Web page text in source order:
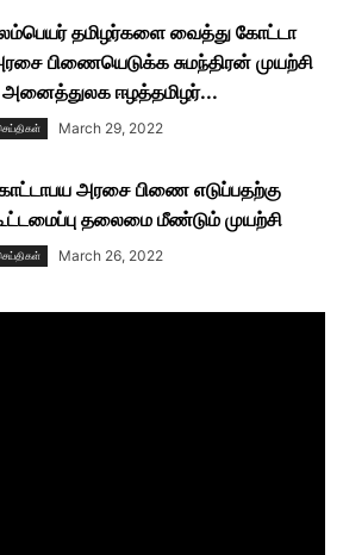
தமிழர்களை வைத்து கோட்டா
பிணையெடுக்க சுமந்திரன் முயற்சி
அனைத்துலக ஈழத்தமிழர்...
March 29, 2022
அரசை பிணை எடுப்பதற்கு
தலைமை மீண்டும் முயற்சி
March 26, 2022